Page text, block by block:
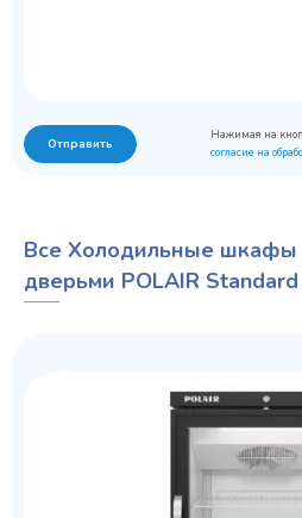
Отправить
Нажимая на
согласие на
Все Холодильные шкафы
дверьми POLAIR Standard